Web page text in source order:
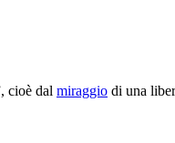
cioè dal miraggio di una